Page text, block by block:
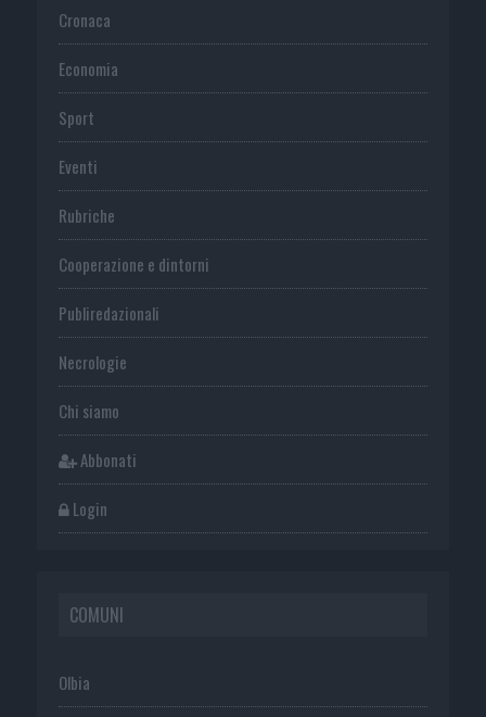
Cronaca
Economia
Sport
Eventi
Rubriche
Cooperazione e dintorni
Publiredazionali
Necrologie
Chi siamo
Abbonati
Login
COMUNI
Olbia